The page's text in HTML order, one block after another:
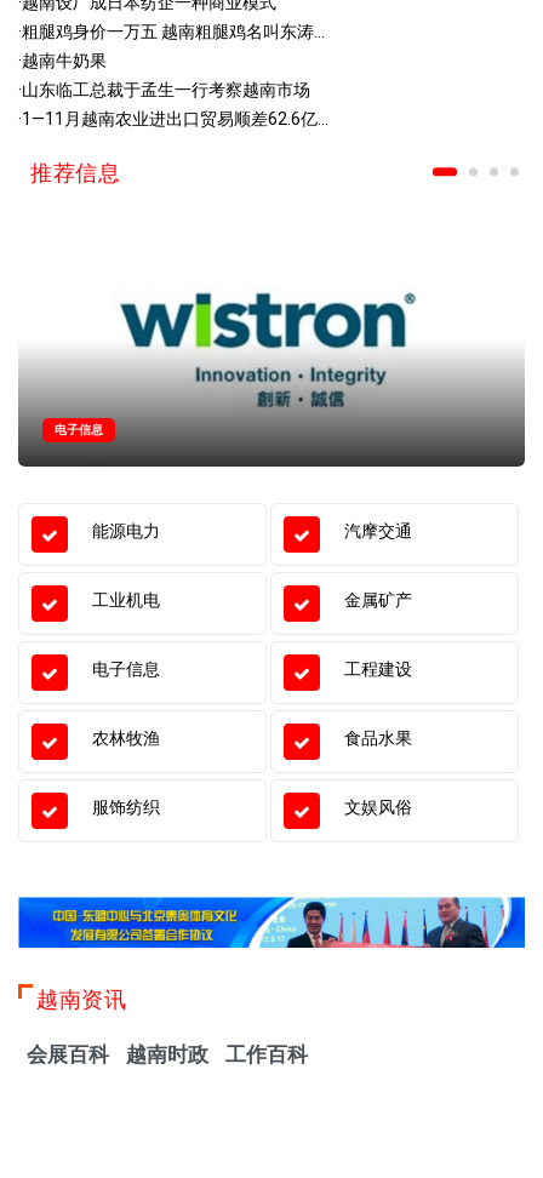
·粗腿鸡身价一万五 越南粗腿鸡名叫东涛...
·越南牛奶果
·山东临工总裁于孟生一行考察越南市场
·1—11月越南农业进出口贸易顺差62.6亿...
推荐信息
电子信息
能源电力 汽摩交通
工业机电 金属矿产
电子信息 工程建设
农林牧渔 食品水果
服饰纺织 文娱风俗
越南资讯
会展百科 越南时政 工作百科